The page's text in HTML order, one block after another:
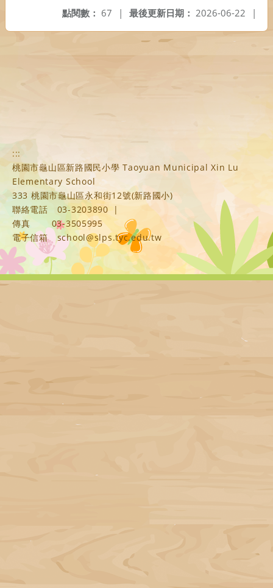
最後更新日期： 2026-06-22 |
點閱數： 67 |
:::
桃園市龜山區新路國民小學 Taoyuan Municipal Xin Lu
Elementary School
333 桃園市龜山區永和街12號(新路國小)
聯絡電話
03-3203890
|
傳真
03-3505995
電子信箱
school@slps.tyc.edu.tw